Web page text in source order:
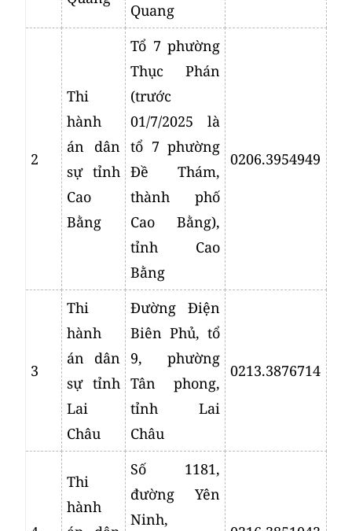
Quang
2
Thi
hành
án dân
sự tỉnh
Cao
Bằng
Tổ 7 phường
Thục Phán
(trước
01/7/2025 là
tổ 7 phường
Đề Thám,
thành phố
Cao Bằng),
tỉnh Cao
Bằng
0206.3954949
3
Thi
hành
án dân
sự tỉnh
Lai
Châu
Đường Điện
Biên Phủ, tổ
9, phường
Tân phong,
tỉnh Lai
Châu
0213.3876714
Thi
hành
Số 1181,
đường Yên
Ninh,